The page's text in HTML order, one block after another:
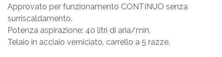
Approvato per funzionamento CONTINUO senza
surriscaldamento.
Potenza aspirazione: 40 litri di aria/min.
Telaio in acciaio verniciato, carrello a 5 razze.